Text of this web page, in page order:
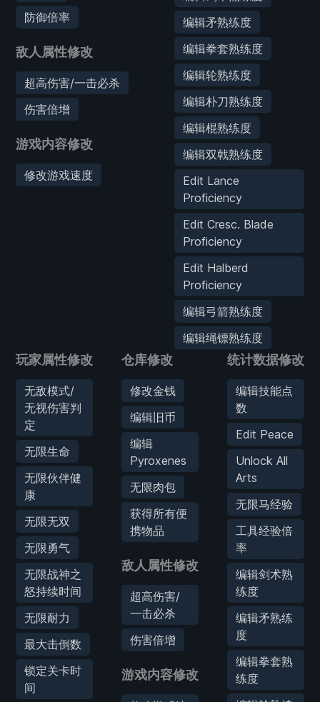
防御倍率
敌人属性修改
超高伤害/一击必杀
伤害倍增
游戏内容修改
修改游戏速度
编辑矛熟练度
编辑拳套熟练度
编辑轮熟练度
编辑朴刀熟练度
编辑棍熟练度
编辑双戟熟练度
Edit Lance
Proficiency
Edit Cresc. Blade
Proficiency
Edit Halberd
Proficiency
编辑弓箭熟练度
编辑绳镖熟练度
玩家属性修改
无敌模式/
无视伤害判
定
无限生命
无限伙伴健
康
无限无双
无限勇气
无限战神之
怒持续时间
无限耐力
最大击倒数
锁定关卡时
间
仓库修改
修改金钱
编辑旧币
编辑
Pyroxenes
无限肉包
获得所有便
携物品
敌人属性修改
超高伤害/
一击必杀
伤害倍增
游戏内容修改
统计数据修改
编辑技能点
数
Edit Peace
Unlock All
Arts
无限马经验
工具经验倍
率
编辑剑术熟
练度
编辑矛熟练
度
编辑拳套熟
练度